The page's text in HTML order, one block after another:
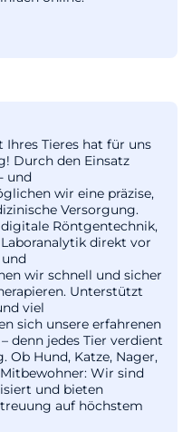
Ihres Tieres hat für uns
Durch den Einsatz
und
wir eine präzise,
Versorgung.
Röntgentechnik,
direkt vor
wir schnell und sicher
Unterstützt
viel
sich unsere erfahrenen
denn jedes Tier verdient
Ob Hund, Katze, Nager,
Wir sind
und bieten
auf höchstem